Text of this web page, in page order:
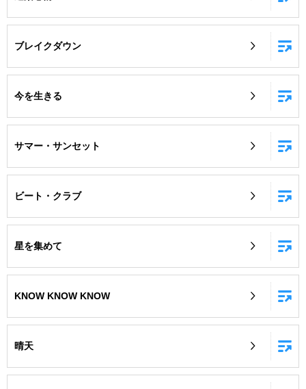
自宅でカラオケ歌い放題！
ブレイクダウン
今を生きる
サマー・サンセット
ビート・クラブ
星を集めて
KNOW KNOW KNOW
晴天